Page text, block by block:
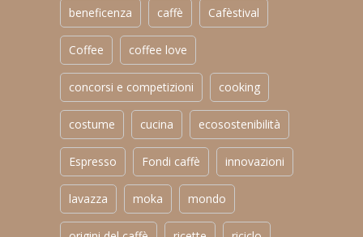
beneficenza caffè Cafèstival
Coffee coffee love
concorsi e competizioni cooking
costume cucina ecosostenibilità
Espresso Fondi caffè innovazioni
lavazza moka mondo